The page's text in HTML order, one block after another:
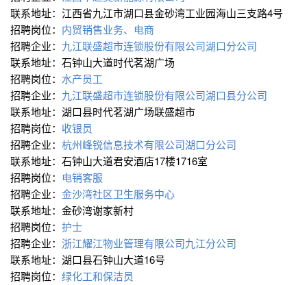
联系地址：江西省九江市湖口县金砂湾工业园海山三支路4号
招聘岗位： 内贸销售业务、电商
招聘企业： 九江联盛超市连锁股份有限公司湖口分公司
联系地址：石钟山大道时代茗湖广场
招聘岗位： 水产员工
招聘企业： 九江联盛超市连锁股份有限公司湖口县分公司
联系地址：湖口县时代茗湖广场联盛超市
招聘岗位： 收银员
招聘企业： 杭州峰锐信息技术有限公司湖口分公司
联系地址：石钟山大道君安酒店17楼1716室
招聘岗位： 电销客服
招聘企业： 金沙湾社区卫生服务中心
联系地址：金砂湾谢家新村
招聘岗位： 护士
招聘企业： 浙江耀江物业管理有限公司九江分公司
联系地址：湖口县石钟山大道16号
招聘岗位： 绿化工和保洁员